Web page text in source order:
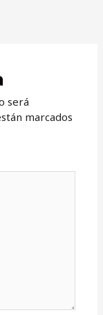
será
marcados